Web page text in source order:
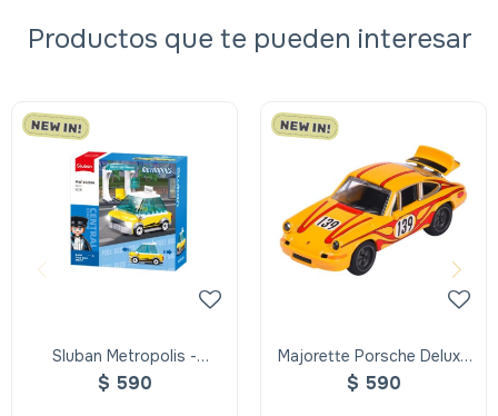
Productos que te pueden interesar
Sluban Metropolis -
Vehiculos De La Ciudad
$ 590
Majorette Porsche Deluxe
Cars
$ 590